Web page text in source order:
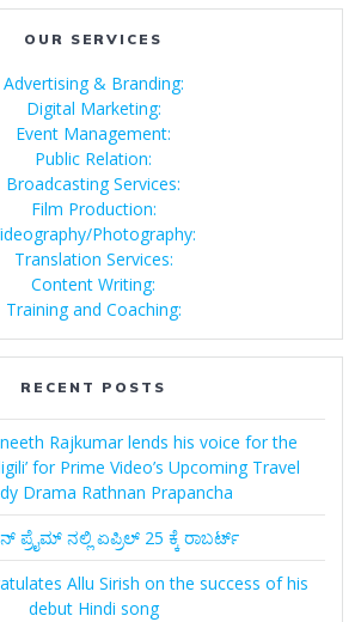
OUR SERVICES
Advertising & Branding:
Digital Marketing:
Event Management:
Public Relation:
Broadcasting Services:
Film Production:
Photography:
Translation Services:
Content Writing:
Training and Coaching:
RECENT POSTS
Rajkumar lends his voice for the
for Prime Video’s Upcoming Travel
Drama Rathnan Prapancha
ಪ್ರೈಮ್‌ ನಲ್ಲಿ ಏಪ್ರಿಲ್‌ 25 ಕ್ಕೆ ರಾಬರ್ಟ್‌
Allu Sirish on the success of his
debut Hindi song